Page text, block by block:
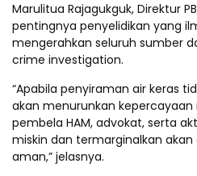
Marulitua Rajagukguk, Direktur
pentingnya penyelidikan yang
mengerahkan seluruh sumber
crime investigation.
“Apabila penyiraman air keras
akan menurunkan
pembela HAM, advokat, serta
miskin dan termarginalkan
aman,” jelasnya.